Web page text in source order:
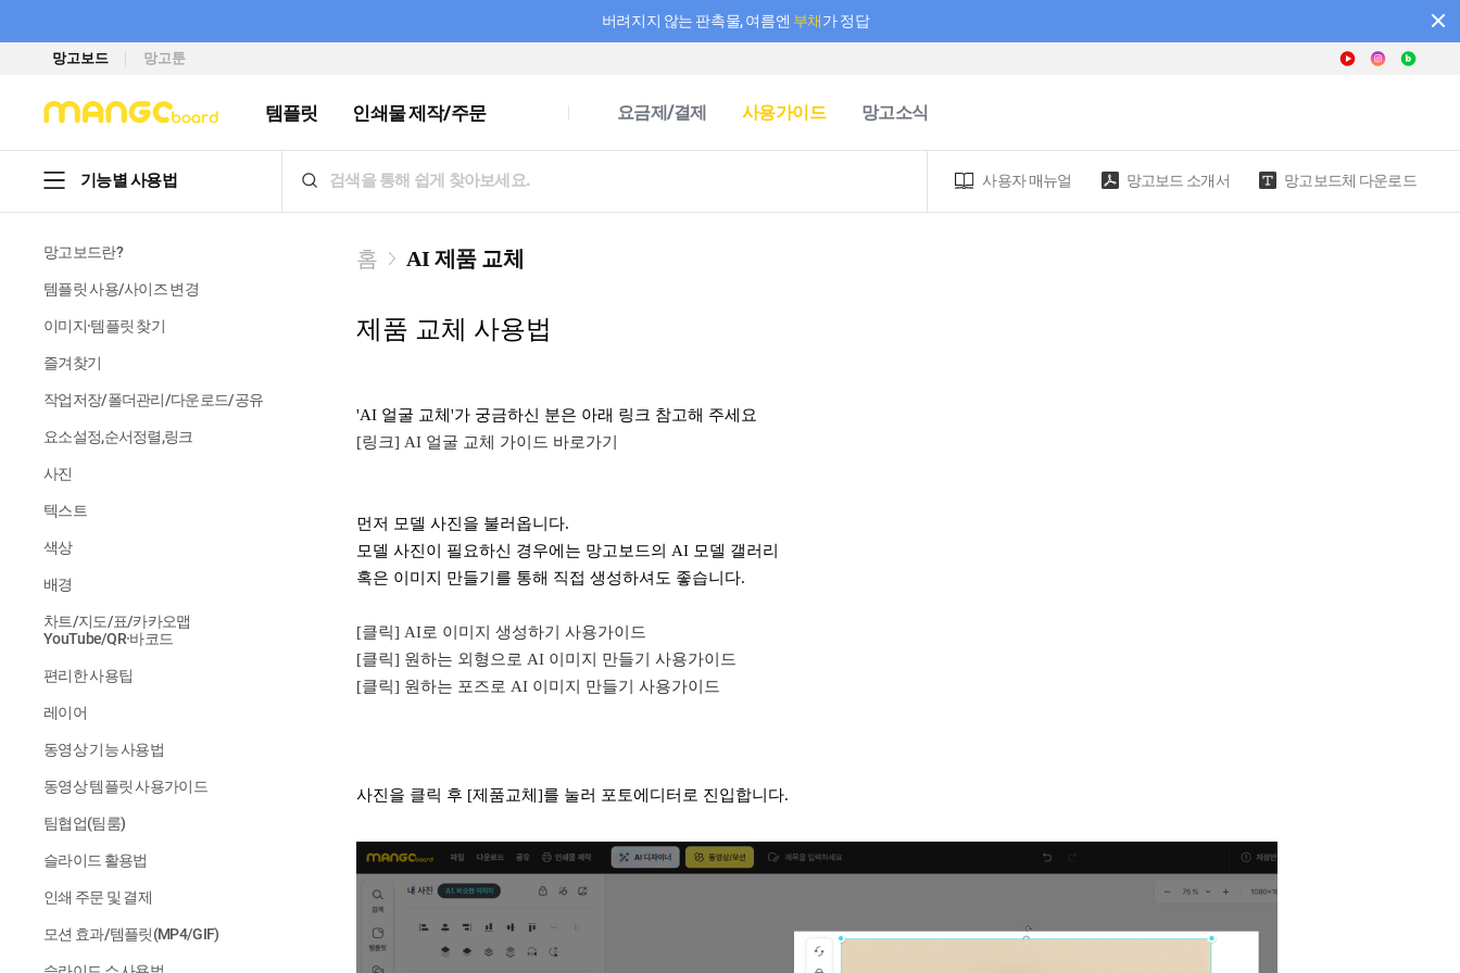
버려지지 않는 판촉물, 여름엔 부채가 정답
망고보드 망고툰
템플릿 인쇄물 제작/주문 요금제/결제 사용가이드 망고소식
기능별 사용법
망고보드란?
템플릿 사용/사이즈 변경
이미지·템플릿 찾기
즐겨찾기
작업저장/폴더관리/다운로드/공유
요소설정,순서정렬,링크
사진
텍스트
색상
배경
차트/지도/표/카카오맵
YouTube/QR·바코드
편리한 사용팁
레이어
동영상 기능 사용법
동영상 템플릿 사용가이드
팀협업(팀룸)
슬라이드 활용법
인쇄 주문 및 결제
모션 효과/템플릿(MP4/GIF)
사용자 매뉴얼 망고보드 소개서 망고보드체 다운로드
홈 AI 제품 교체
제품 교체 사용법
'AI 얼굴 교체'가 궁금하신 분은 아래 링크 참고해 주세요
[링크] AI 얼굴 교체 가이드 바로가기
먼저 모델 사진을 불러옵니다.
모델 사진이 필요하신 경우에는 망고보드의 AI 모델 갤러리
혹은 이미지 만들기를 통해 직접 생성하셔도 좋습니다.
[클릭] AI로 이미지 생성하기 사용가이드
[클릭] 원하는 외형으로 AI 이미지 만들기 사용가이드
[클릭] 원하는 포즈로 AI 이미지 만들기 사용가이드
사진을 클릭 후 [제품교체]를 눌러 포토에디터로 진입합니다.